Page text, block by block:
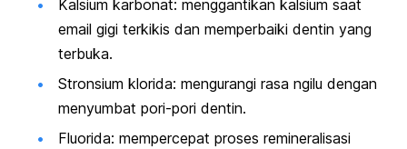
Kalsium karbonat: menggantikan kalsium saat
email gigi terkikis dan memperbaiki dentin yang
terbuka.
Stronsium klorida: mengurangi rasa ngilu dengan
menyumbat pori-pori dentin.
Fluorida: mempercepat proses remineralisasi